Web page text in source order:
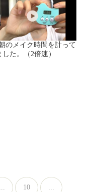
のメイク時間を計って
した。（2倍速）
... 10 ...